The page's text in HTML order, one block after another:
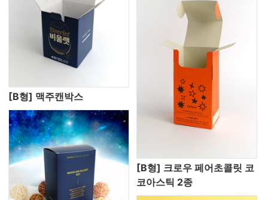
[B형] 맥주캔박스
[B형] 크로우 페어초콜릿 코
코아스틱 2종